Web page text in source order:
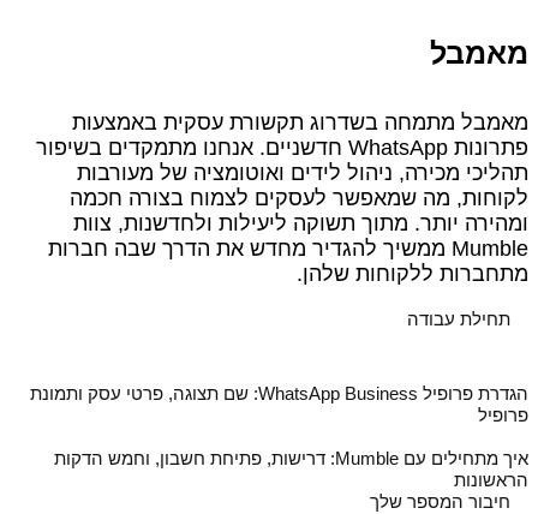
מאמבל
מאמבל מתמחה בשדרוג תקשורת עסקית באמצעות
פתרונות WhatsApp חדשניים. אנחנו מתמקדים בשיפור
תהליכי מכירה, ניהול לידים ואוטומציה של מעורבות
לקוחות, מה שמאפשר לעסקים לצמוח בצורה חכמה
ומהירה יותר. מתוך תשוקה ליעילות ולחדשנות, צוות
Mumble ממשיך להגדיר מחדש את הדרך שבה חברות
מתחברות ללקוחות שלהן.
תחילת עבודה
הגדרת פרופיל WhatsApp Business: שם תצוגה, פרטי עסק ותמונת
פרופיל
איך מתחילים עם Mumble: דרישות, פתיחת חשבון, וחמש הדקות
הראשונות
חיבור המספר שלך